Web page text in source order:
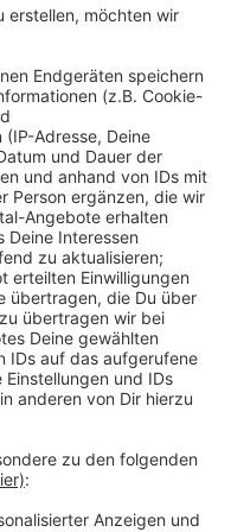
jeweils acht
hat sich auf
vielen
Luftverschmutzung
sei der Baum
und erreicht im
Insgesamt
Euro gekostet.